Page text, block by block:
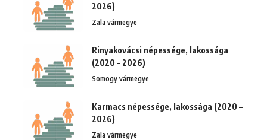
2026)
Zala vármegye
Rinyakovácsi népessége, lakossága
(2020 – 2026)
Somogy vármegye
Karmacs népessége, lakossága (2020 –
2026)
Zala vármegye